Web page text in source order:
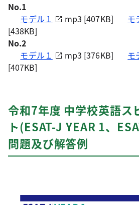
No.1
モデル１
mp3 [407KB] モ
[438KB]
No.2
モデル１
mp3 [376KB] モ
[407KB]
令和7年度 中学校英語ス
ト(ESAT-J YEAR 1、
問題及び解答例